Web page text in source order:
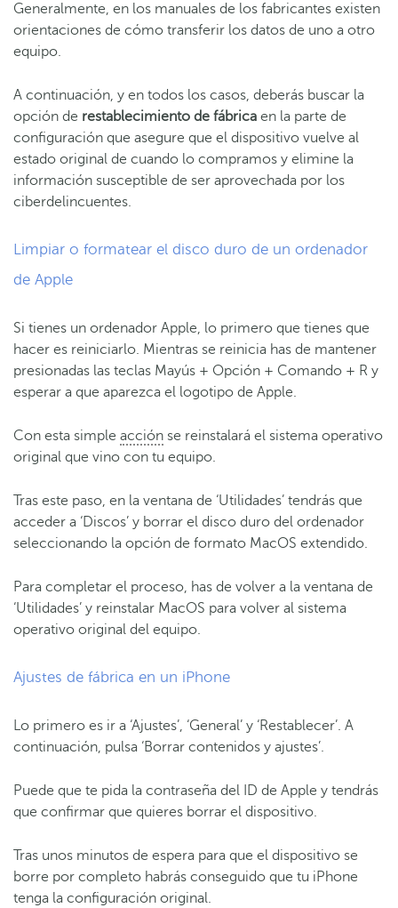
Generalmente, en los manuales de los fabricantes existen
orientaciones de cómo transferir los datos de uno a otro
equipo.
A continuación, y en todos los casos, deberás buscar la
opción de restablecimiento de fábrica en la parte de
configuración que asegure que el dispositivo vuelve al
estado original de cuando lo compramos y elimine la
información susceptible de ser aprovechada por los
ciberdelincuentes.
Limpiar o formatear el disco duro de un ordenador
de Apple
Si tienes un ordenador Apple, lo primero que tienes que
hacer es reiniciarlo. Mientras se reinicia has de mantener
presionadas las teclas Mayús + Opción + Comando + R y
esperar a que aparezca el logotipo de Apple.
Con esta simple acción se reinstalará el sistema operativo
original que vino con tu equipo.
Tras este paso, en la ventana de ‘Utilidades’ tendrás que
acceder a ‘Discos’ y borrar el disco duro del ordenador
seleccionando la opción de formato MacOS extendido.
Para completar el proceso, has de volver a la ventana de
‘Utilidades’ y reinstalar MacOS para volver al sistema
operativo original del equipo.
Ajustes de fábrica en un iPhone
Lo primero es ir a ‘Ajustes’, ‘General’ y ‘Restablecer’. A
continuación, pulsa ‘Borrar contenidos y ajustes’.
Puede que te pida la contraseña del ID de Apple y tendrás
que confirmar que quieres borrar el dispositivo.
Tras unos minutos de espera para que el dispositivo se
borre por completo habrás conseguido que tu iPhone
tenga la configuración original.